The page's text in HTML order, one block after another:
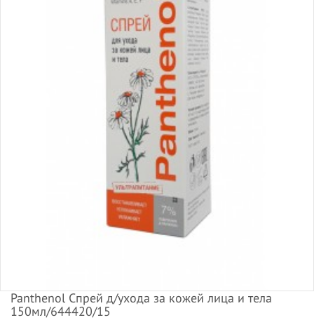
Panthenol Спрей д/ухода за кожей лица и тела
150мл/644420/15